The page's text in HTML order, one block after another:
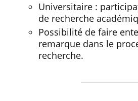
Universitaire :
de recherche
Possibilité de faire
remarque dans le
recherche.